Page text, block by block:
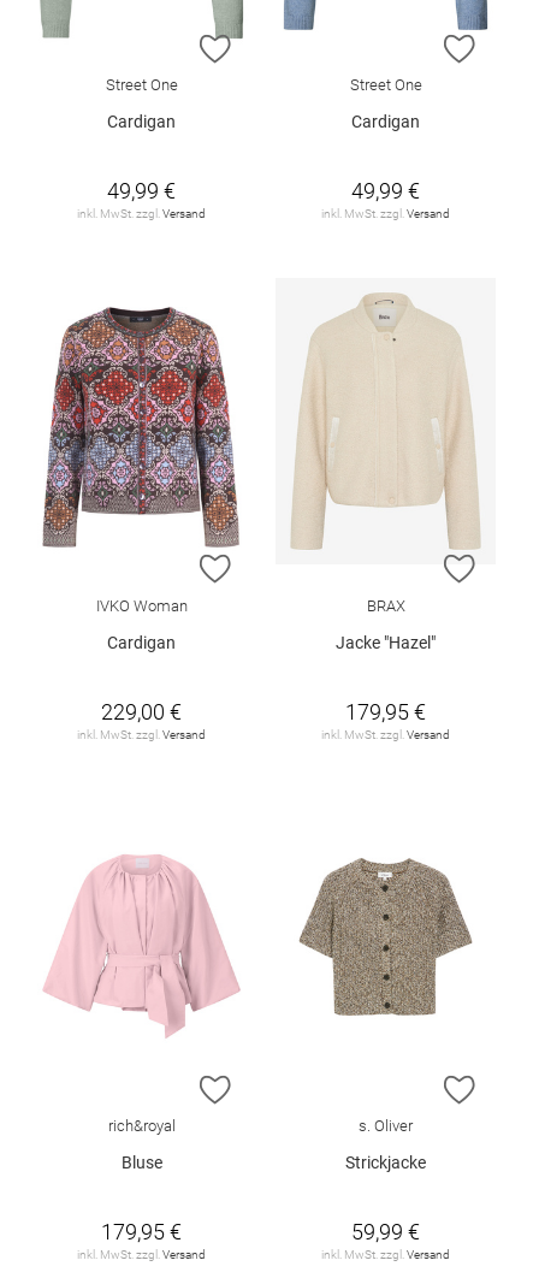
ZUR WUNSCHLISTE HINZUFÜGEN
Street One
Cardigan
49,99 €
inkl. MwSt. zzgl. Versand
ZUR
Street One
Cardigan
49,99 €
inkl. MwSt. zzgl. Versand
ZUR WUNSCHLISTE HINZUFÜGEN
IVKO Woman
Cardigan
229,00 €
inkl. MwSt. zzgl. Versand
ZUR
BRAX
Jacke "Hazel"
179,95 €
inkl. MwSt. zzgl. Versand
ZUR WUNSCHLISTE HINZUFÜGEN
rich&royal
Bluse
179,95 €
inkl. MwSt. zzgl.Versand
ZUR
s. Oliver
Strickjacke
59,99 €
inkl. MwSt. zzgl.Versand